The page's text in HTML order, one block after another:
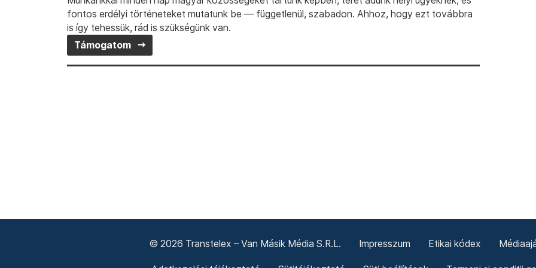
fontos erdélyi történeteket mutatunk be — függetlenül, szabadon. Ahhoz, hogy ezt továbbra
is így tehessük, rád is szükségünk van.
Támogatom
© 2026 Transtelex – Van Másik Média S.R.L. Impresszum Etikai kódex